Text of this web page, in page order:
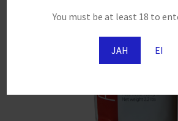
You must be at least 18 to
JAH EI